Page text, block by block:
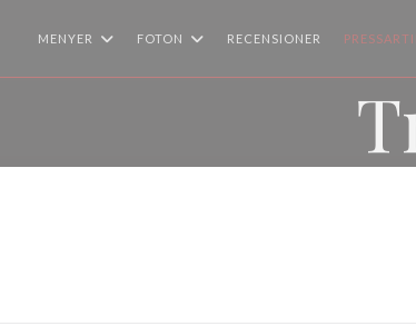
MENYER FOTON RECENSIONER